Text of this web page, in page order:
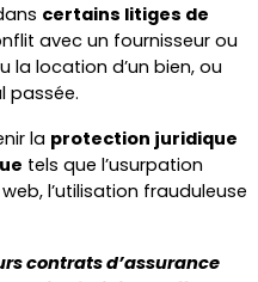
certains litiges de
avec un fournisseur ou
la location d’un bien, ou
passée.
la protection juridique
tels que l’usurpation
l’utilisation frauduleuse
contrats d’assurance